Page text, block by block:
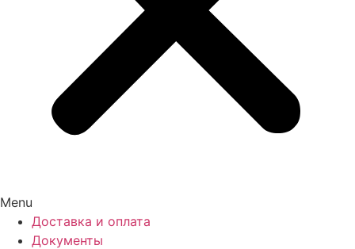
Menu
Доставка и оплата
Документы